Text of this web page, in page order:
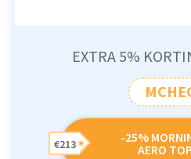
EXTRA 5%
-25%
AERO
€213